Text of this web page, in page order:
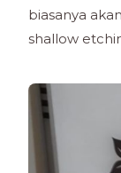
biasanya
shallow